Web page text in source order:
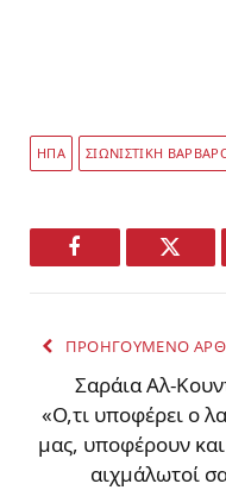
ΗΠΑ ΣΙΩΝΙΣΤΙΚΗ
Facebook
ΠΡΟΗΓΟΥΜΕΝΟ
Σαράια Αλ-
«Ο,τι υποφέρει ο
μας, υποφέρουν
αιχμάλωτοί